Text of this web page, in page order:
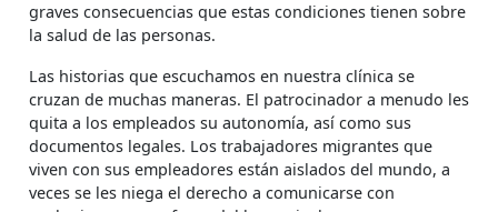
graves consecuencias que estas condiciones tienen sobre
la salud de las personas.
Las historias que escuchamos en nuestra clínica se
cruzan de muchas maneras. El patrocinador a menudo les
quita a los empleados su autonomía, así como sus
documentos legales. Los trabajadores migrantes que
viven con sus empleadores están aislados del mundo, a
veces se les niega el derecho a comunicarse con